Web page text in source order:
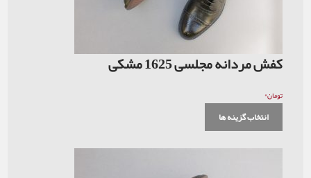
کفش مردانه مجلسی 1625 مشکی
تومان۰
انتخاب گزینه ها